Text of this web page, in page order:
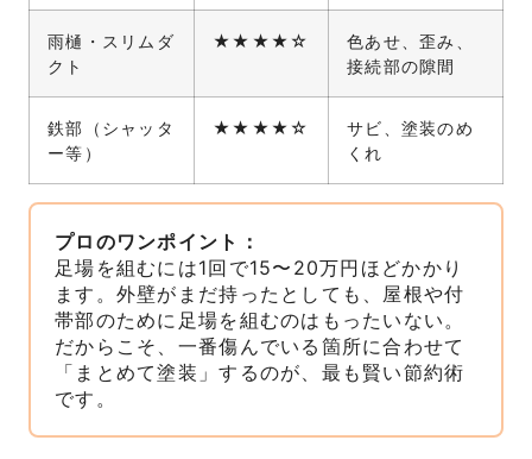
雨樋・スリムダ
クト
★★★★☆
色あせ、歪み、
接続部の隙間
鉄部（シャッタ
ー等）
★★★★☆
サビ、塗装のめ
くれ
プロのワンポイント：
足場を組むには1回で15〜20万円ほどかかり
ます。外壁がまだ持ったとしても、屋根や付
帯部のために足場を組むのはもったいない。
だからこそ、一番傷んでいる箇所に合わせて
「まとめて塗装」するのが、最も賢い節約術
です。